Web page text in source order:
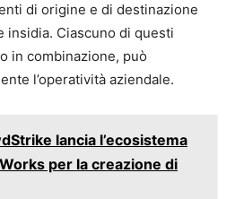
di origine e di destinazione
insidia. Ciascuno di questi
in combinazione, può
l’operatività aziendale.
lancia l’ecosistema
per la creazione di